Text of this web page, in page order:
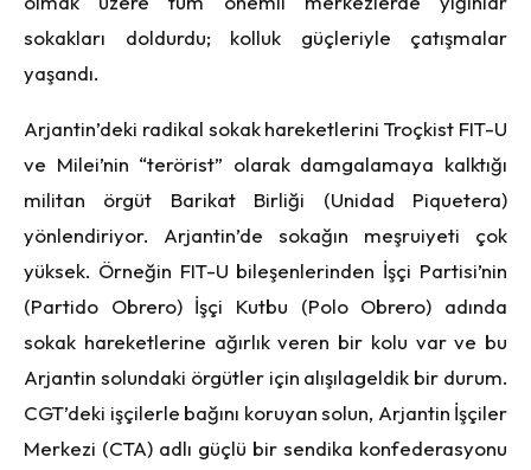
sokakları doldurdu; kolluk güçleriyle çatışmalar
yaşandı.
Arjantin’deki radikal sokak hareketlerini Troçkist FIT-U
ve Milei’nin “terörist” olarak damgalamaya kalktığı
militan örgüt Barikat Birliği (Unidad Piquetera)
yönlendiriyor. Arjantin’de sokağın meşruiyeti çok
yüksek. Örneğin FIT-U bileşenlerinden İşçi Partisi’nin
(Partido Obrero) İşçi Kutbu (Polo Obrero) adında
sokak hareketlerine ağırlık veren bir kolu var ve bu
Arjantin solundaki örgütler için alışılageldik bir durum.
CGT’deki işçilerle bağını koruyan solun, Arjantin İşçiler
Merkezi (CTA) adlı güçlü bir sendika konfederasyonu